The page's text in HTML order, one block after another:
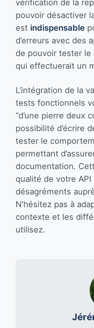
vérification de la
pouvoir désactiver
est indispensable
d’erreurs avec des
de pouvoir tester le
qui effectuerait un
L’intégration de la
tests fonctionnels
“d’une pierre deux
possibilité d’écrire
tester le
permettant
documentation.
qualité de votre
désagréments
N’hésitez pas à
contexte et les
utilisez.